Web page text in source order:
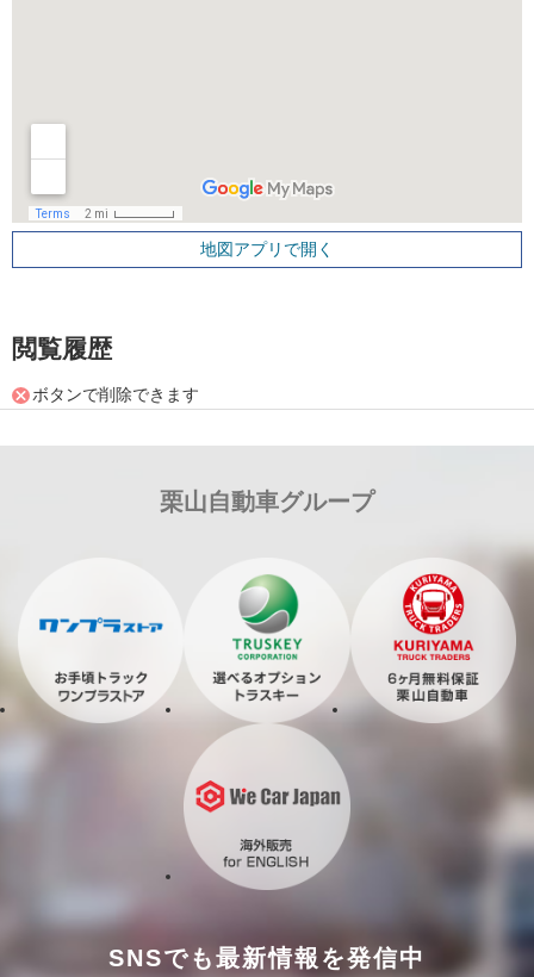
地図アプリで開く
閲覧履歴
ボタンで削除できます
栗山自動車グループ
SNSでも最新情報を発信中